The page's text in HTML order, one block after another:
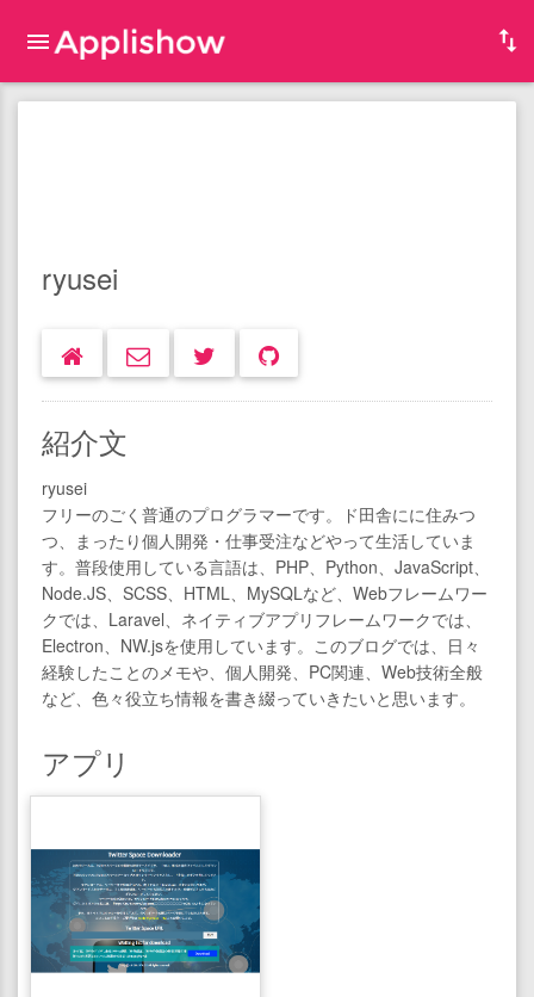
ryusei
紹介文
ryusei
フリーのごく普通のプログラマーです。ド田舎にに住みつ
つ、まったり個人開発・仕事受注などやって生活していま
す。普段使用している言語は、PHP、Python、JavaScript、
Node.JS、SCSS、HTML、MySQLなど、Webフレームワー
クでは、Laravel、ネイティブアプリフレームワークでは、
Electron、NW.jsを使用しています。このブログでは、日々
経験したことのメモや、個人開発、PC関連、Web技術全般
など、色々役立ち情報を書き綴っていきたいと思います。
アプリ